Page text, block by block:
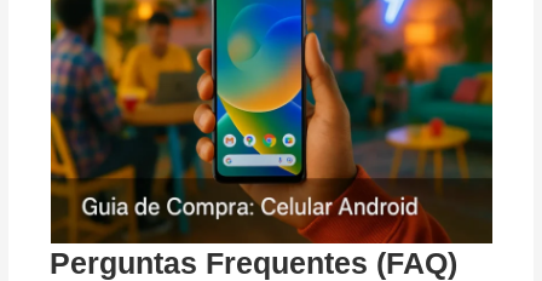
Perguntas Frequentes (FAQ)